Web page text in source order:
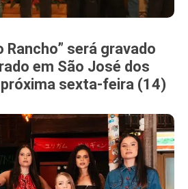
Rancho” será gravado
em São José dos
próxima sexta-feira (14)